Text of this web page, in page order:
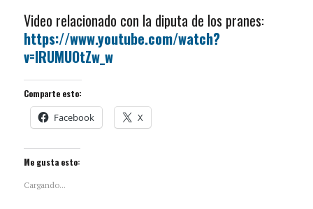
Video relacionado con la diputa de los pranes:
https://www.youtube.com/watch?
v=lRUMUOtZw_w
Comparte esto:
Facebook X
Me gusta esto:
Cargando...